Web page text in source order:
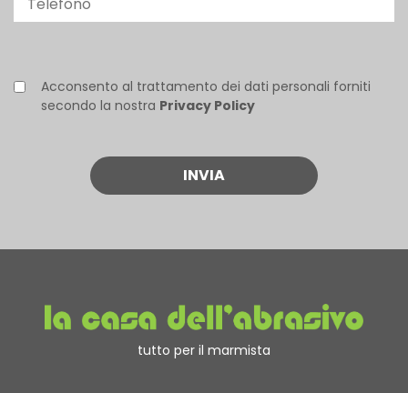
Acconsento al trattamento dei dati personali forniti
secondo la nostra Privacy Policy
tutto per il marmista